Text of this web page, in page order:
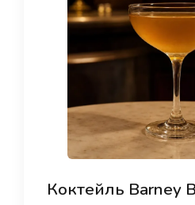
Коктейль Barney